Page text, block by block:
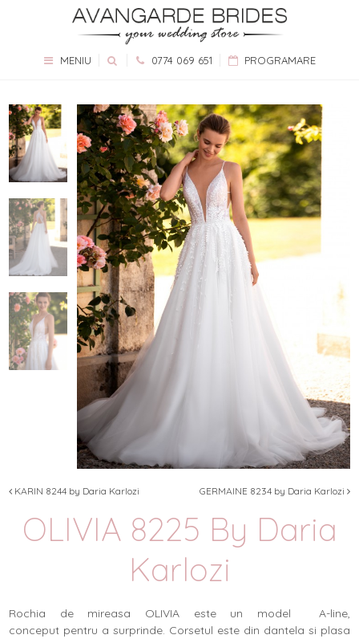
MENIU 0774 069 651 PROGRAMARE
KARIN 8244 by Daria Karlozi GERMAINE 8234 by Daria Karlozi
OLIVIA 8225 By Daria
Karlozi
Rochia de mireasa OLIVIA este un model A-line,
conceput pentru a surprinde. Corsetul este din dantela si plasa